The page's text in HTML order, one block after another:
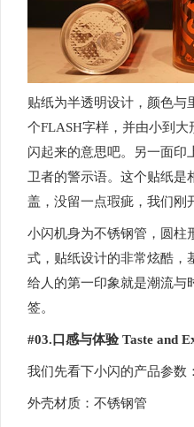
贴纸为半透明设计，颜色与
个FLASH字样，并由小到
闪起来的意思吧。另一面印
卫者的警示语。这个贴纸是
盖，没留一点瑕疵，我们刚
小闪机身为不锈钢管，圆柱
式，贴纸设计的非常炫酷，
给人的第一印象就是潮流与
签。
#03.口感与体验 Taste and
我们先看下小闪的产品参数：
外壳材质：不锈钢管